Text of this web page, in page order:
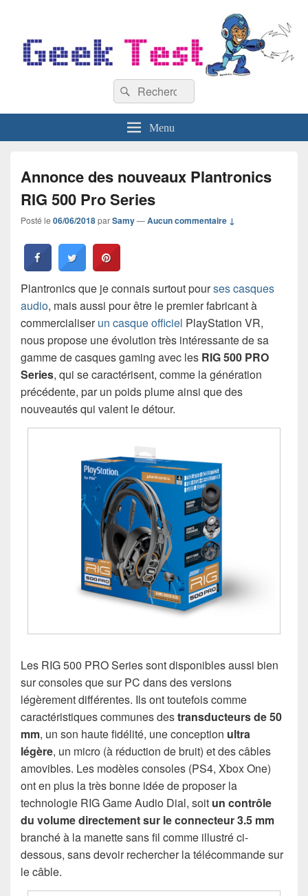
Recherche :
Rechercher
Menu
Annonce des nouveaux Plantronics
RIG 500 Pro Series
Posté le 06/06/2018parSamy—Aucun commentaire ↓
Plantronics que je connais surtout pourses casques
audio, mais aussi pour être le premier fabricant à
commercialiserun casque officiel PlayStation VR,
nous propose une évolution très intéressante de sa
gamme de casques gaming avec les RIG 500 PRO
Series, qui se caractérisent, comme la génération
précédente, par un poids plume ainsi que des
nouveautés qui valent le détour.
Les RIG 500 PRO Series sont disponibles aussi bien
sur consoles que sur PC dans des versions
légèrement différentes. Ils ont toutefois comme
caractéristiques communes destransducteurs de 50
mm, un son haute fidélité, une conception ultra
légère, un micro (à réduction de bruit) et des câbles
amovibles. Les modèles consoles (PS4, Xbox One)
ont en plus la très bonne idée de proposer la
technologie RIG Game Audio Dial, soit un contrôle
du volume directement sur le connecteur 3.5 mm
branché à la manette sans fil comme illustré ci-
dessous, sans devoir rechercher la télécommande sur
le câble.